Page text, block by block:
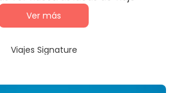
Ver más
Viajes Signature